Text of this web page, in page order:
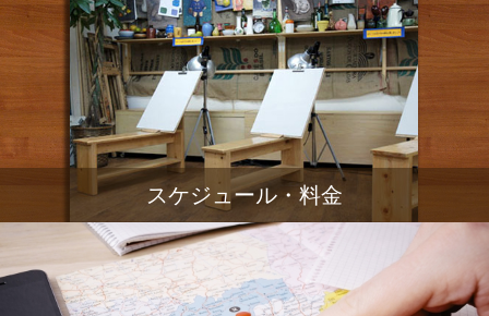
スケジュール・料金